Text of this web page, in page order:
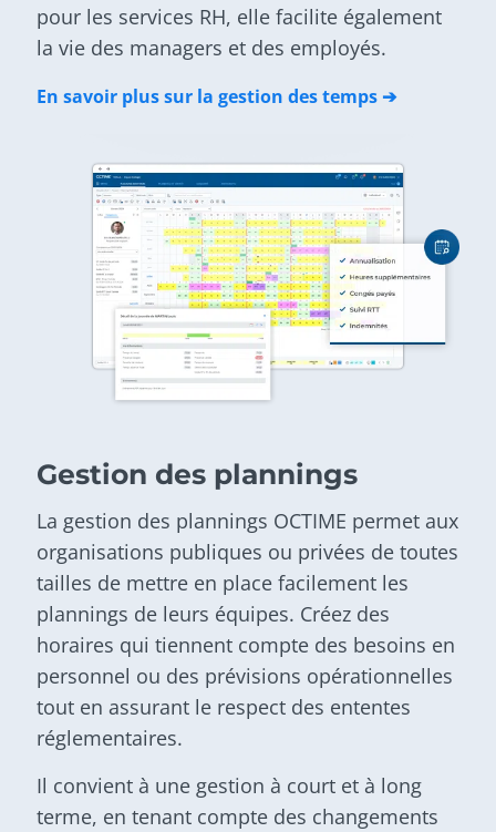
pour les services RH, elle facilite également
la vie des managers et des employés.
En savoir plus sur la gestion des temps ➔
Gestion des plannings
La gestion des plannings OCTIME permet aux
organisations publiques ou privées de toutes
tailles de mettre en place facilement les
plannings de leurs équipes. Créez des
horaires qui tiennent compte des besoins en
personnel ou des prévisions opérationnelles
tout en assurant le respect des ententes
réglementaires.
Il convient à une gestion à court et à long
terme, en tenant compte des changements